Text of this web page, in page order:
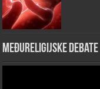
Međureligijske debate